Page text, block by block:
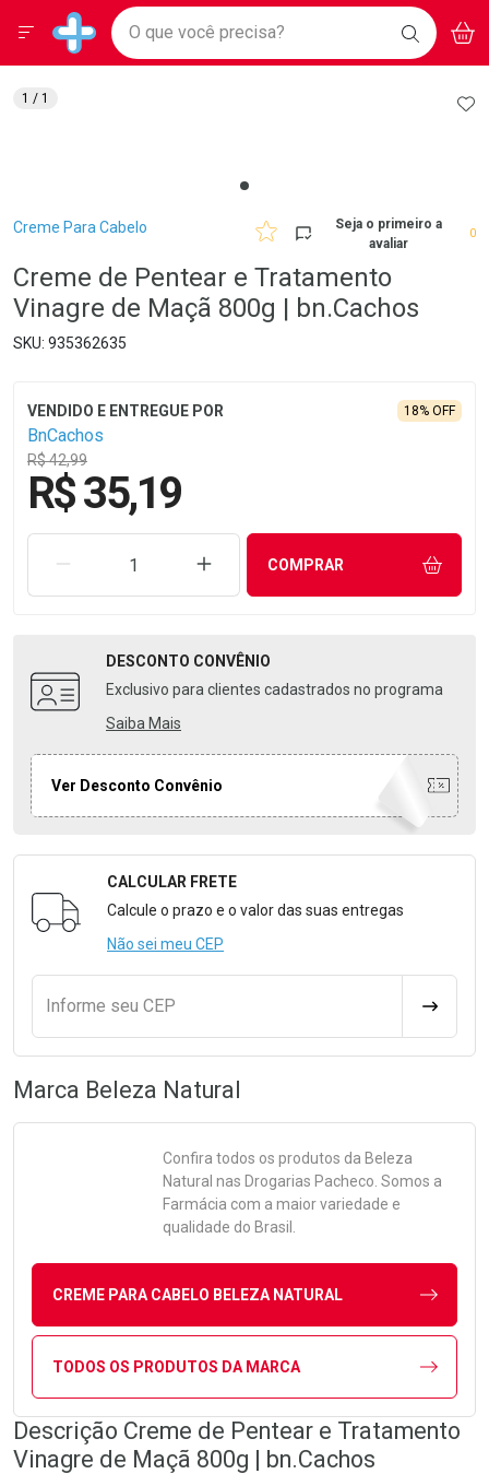
Drogarias Pacheco
Baixe nosso APP e aproveite Ofertas Exclusivas!
BAIXE
O APP
Ir direto para a home
pela página
Ir direto para o conteúdo
Ir direto para a busca
Ir direto para a conta
Faça a sua busca
O que você precisa? BUSCAR
Menu
Breadcrumb
Creme Para Cabelo
Seja o primeiro a
avaliar
0
Creme de Pentear e Tratamento
Vinagre de Maçã 800g | bn.Cachos
935362635
BnCachos
R$ 42,99
18% OFF
R$ 35,19
REMOVER UMA UNIDADEAUMENTAR UMA UNIDADE
COMPRAR
DESCONTO CONVÊNIO
Exclusivo para clientes cadastrados no programa
Saiba Mais
Ver Desconto Convênio
Formulário para Calcular o Frete
CALCULAR FRETE
Calcule o prazo e o valor das suas entregas
Não sei meu CEP
Informe seu CEP
1 / 1
Marca Beleza Natural
Confira todos os produtos da Beleza
Natural nas Drogarias Pacheco. Somos a
Farmácia com a maior variedade e
qualidade do Brasil.
CREME PARA CABELO BELEZA NATURAL
TODOS OS PRODUTOS DA MARCA
Descrição Creme de Pentear e Tratamento
Vinagre de Maçã 800g | bn.Cachos